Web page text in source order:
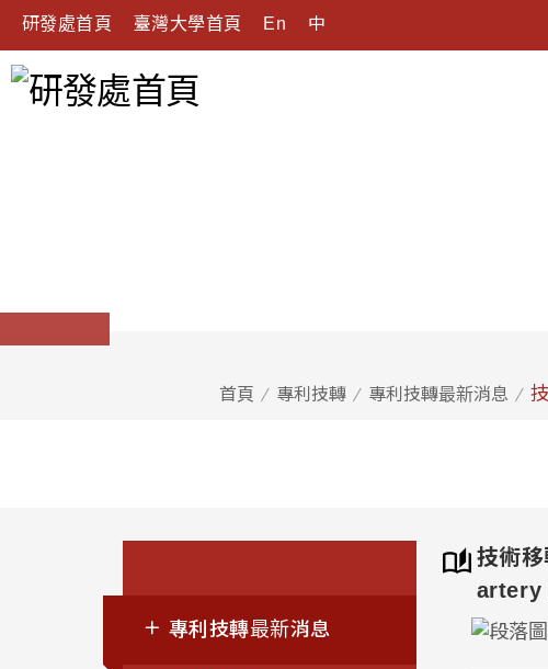
研發處首頁 臺灣大學首頁 En 中
首頁 專利技轉 專利技轉最新消息
專利技轉最新消息
技術
artery